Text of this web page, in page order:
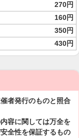
270円
160円
350円
430円
者発行のものと照合
容に関しては万全を
全性を保証するもの